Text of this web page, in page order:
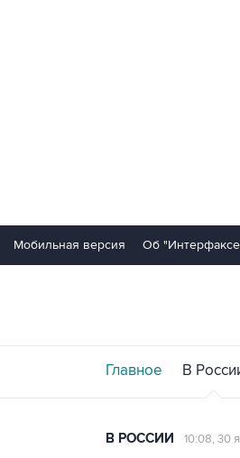
Мобильная версия Об
Главное В
В РОССИИ 10:08, 30